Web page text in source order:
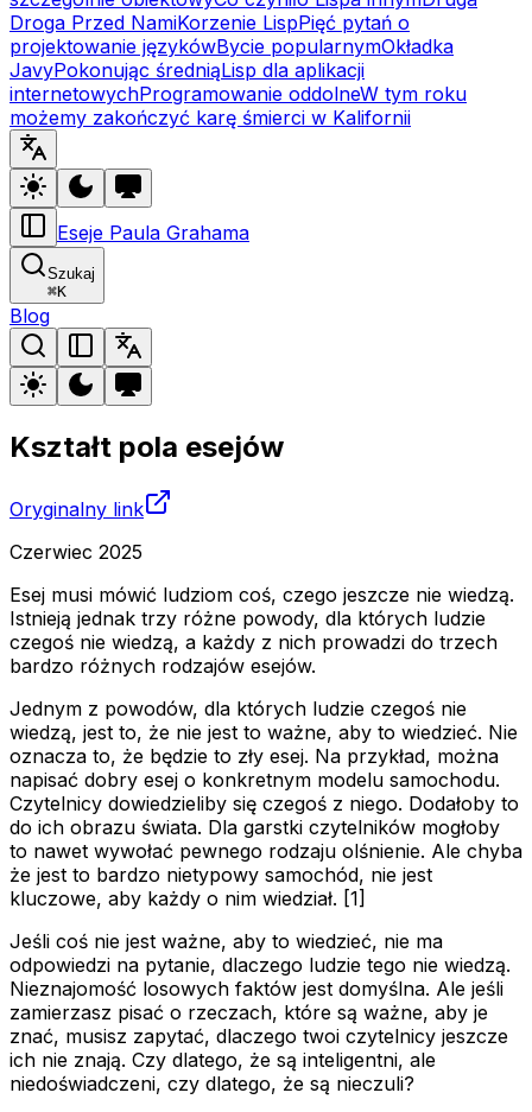
Droga Przed NamiKorzenie LispPięć pytań o
projektowanie językówBycie popularnymOkładka
JavyPokonując średniąLisp dla aplikacji
internetowychProgramowanie oddolneW tym roku
możemy zakończyć karę śmierci w Kalifornii
Eseje Paula Grahama
Szukaj
⌘K
Blog
Kształt pola esejów
Oryginalny link
Czerwiec 2025
Esej musi mówić ludziom coś, czego jeszcze nie wiedzą.
Istnieją jednak trzy różne powody, dla których ludzie
czegoś nie wiedzą, a każdy z nich prowadzi do trzech
bardzo różnych rodzajów esejów.
Jednym z powodów, dla których ludzie czegoś nie
wiedzą, jest to, że nie jest to ważne, aby to wiedzieć. Nie
oznacza to, że będzie to zły esej. Na przykład, można
napisać dobry esej o konkretnym modelu samochodu.
Czytelnicy dowiedzieliby się czegoś z niego. Dodałoby to
do ich obrazu świata. Dla garstki czytelników mogłoby
to nawet wywołać pewnego rodzaju olśnienie. Ale chyba
że jest to bardzo nietypowy samochód, nie jest
kluczowe, aby każdy o nim wiedział. [1]
Jeśli coś nie jest ważne, aby to wiedzieć, nie ma
odpowiedzi na pytanie, dlaczego ludzie tego nie wiedzą.
Nieznajomość losowych faktów jest domyślna. Ale jeśli
zamierzasz pisać o rzeczach, które są ważne, aby je
znać, musisz zapytać, dlaczego twoi czytelnicy jeszcze
ich nie znają. Czy dlatego, że są inteligentni, ale
niedoświadczeni, czy dlatego, że są nieczuli?